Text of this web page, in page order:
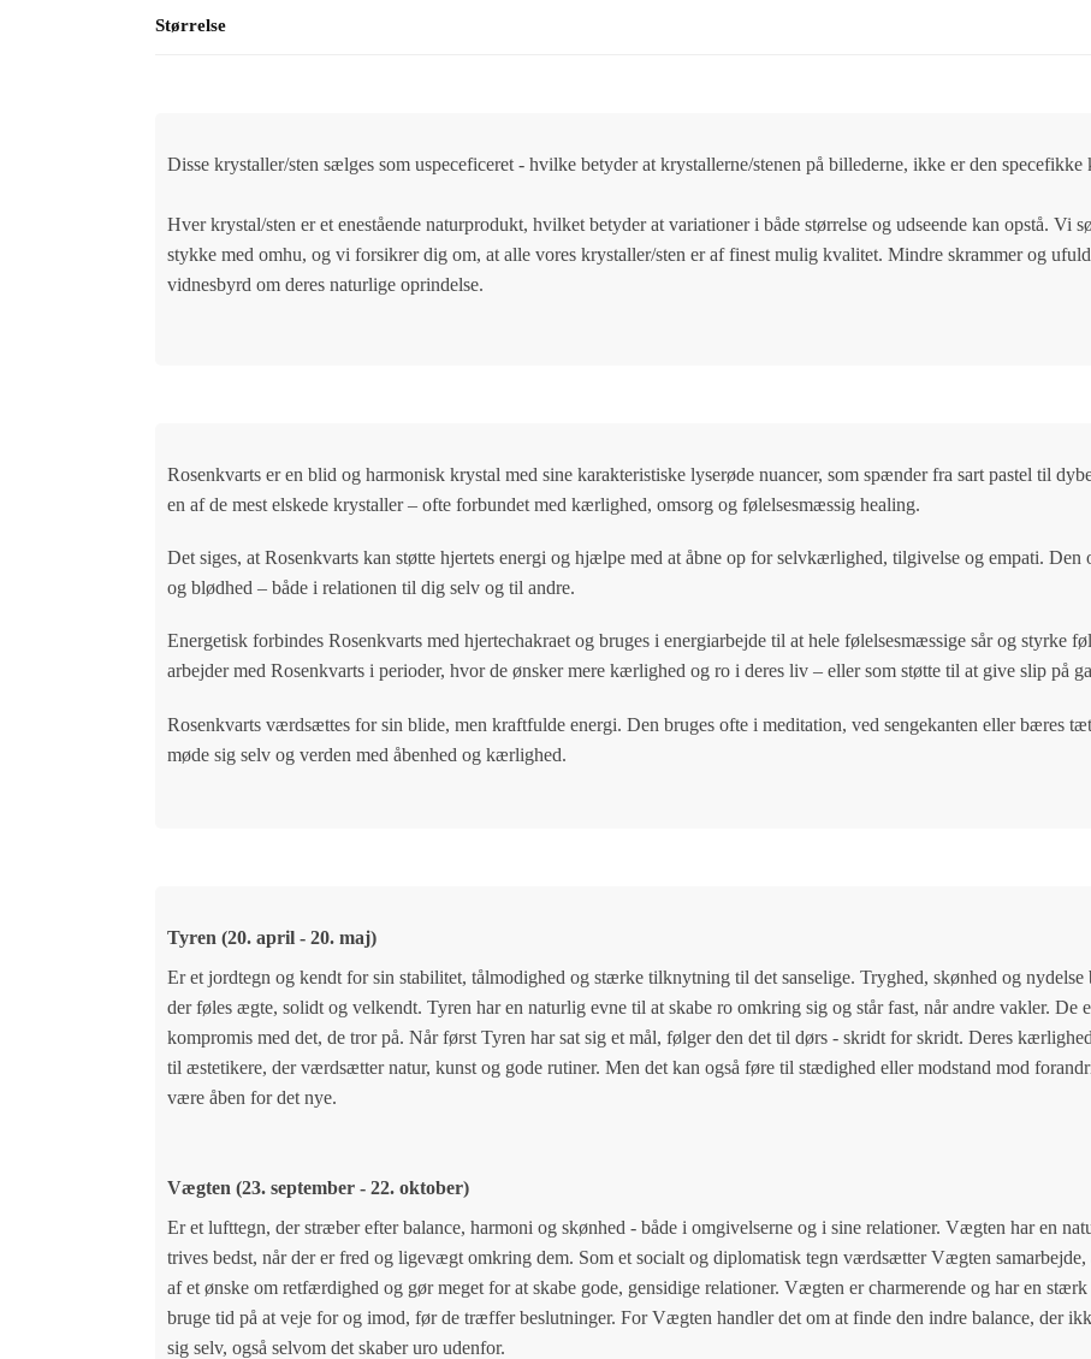
Størrelse
Disse krystaller/sten sælges som uspeceficeret - hvilke betyder at krystallerne/stenen på billederne, ikke er den specefikke
Hver krystal/sten er et enestående naturprodukt, hvilket betyder at variationer i både størrelse og udseende kan opstå. Vi
stykke med omhu, og vi forsikrer dig om, at alle vores krystaller/sten er af finest mulig kvalitet. Mindre skrammer og
vidnesbyrd om deres naturlige oprindelse.
Rosenkvartser en blid og harmonisk krystal med sine karakteristiske lyserøde nuancer, som spænder fra sart pastel til
en af de mest elskede krystaller – ofte forbundet med kærlighed, omsorg og følelsesmæssig healing.
Det siges, at Rosenkvarts kan støtte hjertets energi og hjælpe med at åbne op for selvkærlighed, tilgivelse og empati. Den
og blødhed – både i relationen til dig selv og til andre.
Energetisk forbindes Rosenkvarts med hjertechakraet og bruges i energiarbejde til at hele følelsesmæssige sår og styrke
arbejder med Rosenkvarts i perioder, hvor de ønsker mere kærlighed og ro i deres liv – eller som støtte til at give slip på
Rosenkvarts værdsættes for sin blide, men kraftfulde energi. Den bruges ofte i meditation, ved sengekanten eller bæres
møde sig selv og verden med åbenhed og kærlighed.
Tyren (20. april - 20. maj)
Er et jordtegn og kendt for sin stabilitet, tålmodighed og stærke tilknytning til det sanselige. Tryghed, skønhed og nydelse
der føles ægte, solidt og velkendt. Tyren har en naturlig evne til at skabe ro omkring sig og står fast, når andre vakler. De
kompromis med det, de tror på. Når først Tyren har sat sig et mål, følger den det til dørs - skridt for skridt. Deres
til æstetikere, der værdsætter natur, kunst og gode rutiner. Men det kan også føre til stædighed eller modstand mod
være åben for det nye.
Vægten (23. september - 22. oktober)
Er et lufttegn, der stræber efter balance, harmoni og skønhed - både i omgivelserne og i sine relationer. Vægten har en
trives bedst, når der er fred og ligevægt omkring dem. Som et socialt og diplomatisk tegn værdsætter Vægten
af et ønske om retfærdighed og gør meget for at skabe gode, gensidige relationer. Vægten er charmerende og har en
bruge tid på at veje for og imod, før de træffer beslutninger. For Vægten handler det om at finde den indre balance, der
sig selv, også selvom det skaber uro udenfor.